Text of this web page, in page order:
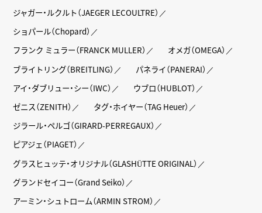
ジャガー・ルクルト（JAEGER LECOULTRE）
ショパール（Chopard）
フランク ミュラー（FRANCK MULLER）
オメガ（OMEGA）
ブライトリング（BREITLING）
パネライ（PANERAI）
アイ・ダブリュー・シー（IWC）
ウブロ（HUBLOT）
ゼニス（ZENITH）
タグ・ホイヤー（TAG Heuer）
ジラール・ペルゴ（GIRARD-PERREGAUX）
ピアジェ（PIAGET）
グラスヒュッテ・オリジナル（GLASHÜTTE ORIGINAL）
グランドセイコー（Grand Seiko）
アーミン・シュトローム（ARMIN STROM）